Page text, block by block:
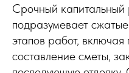
Срочный
подразумевает
этапов работ,
составление сметы,